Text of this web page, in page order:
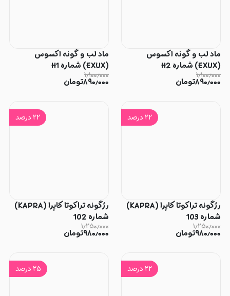
ماد لب و گونه اکسوس
(EXUX) شماره H2
۱٫۱۰۰٫۰۰۰
۸۹۰٫۰۰۰تومان
ماد لب و گونه اکسوس
(EXUX) شماره H1
۱٫۱۰۰٫۰۰۰
۸۹۰٫۰۰۰تومان
۲۲ درصد
رژگونه تراکوتا کاپرا (KAPRA)
شماره 103
۱٫۲۵۰٫۰۰۰
۹۸۰٫۰۰۰تومان
۲۲ درصد
رژگونه تراکوتا کاپرا (KAPRA)
شماره 102
۱٫۲۵۰٫۰۰۰
۹۸۰٫۰۰۰تومان
۲۲ درصد ۲۵ درصد